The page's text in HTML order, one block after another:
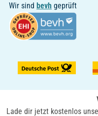
Wir sind bevh geprüft
Lade dir jetzt kostenlos